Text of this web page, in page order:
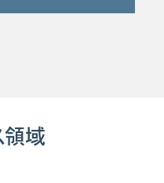
ョンを実施してお
が多数ございま
領域